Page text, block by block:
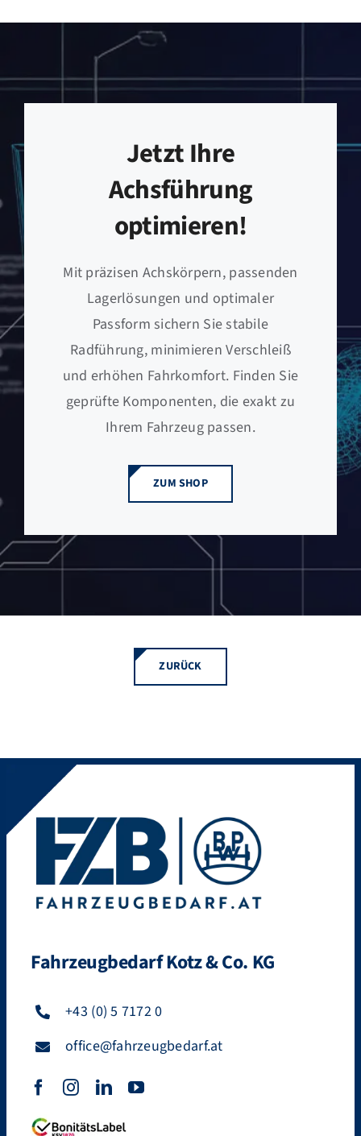
Jetzt Ihre
Achsführung
optimieren!
Mit präzisen Achskörpern, passenden
Lagerlösungen und optimaler
Passform sichern Sie stabile
Radführung, minimieren Verschleiß
und erhöhen Fahrkomfort. Finden Sie
geprüfte Komponenten, die exakt zu
Ihrem Fahrzeug passen.
ZUM SHOP
ZURÜCK
Fahrzeugbedarf Kotz & Co. KG
+43 (0) 5 7172 0
office@fahrzeugbedarf.at